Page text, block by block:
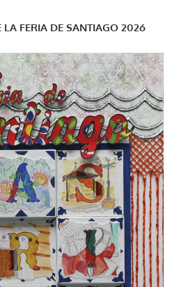
FERIA DE SANTIAGO 2026